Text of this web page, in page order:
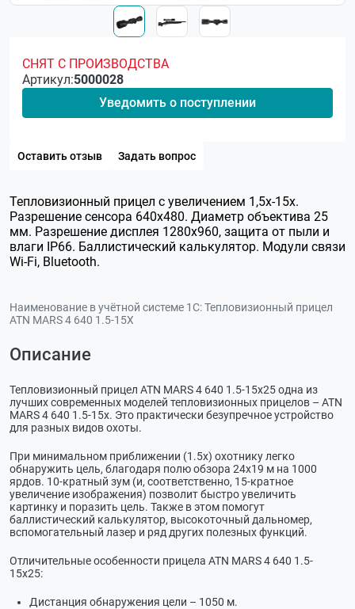
СНЯТ С ПРОИЗВОДСТВА
Артикул:5000028
Уведомить о поступлении
Оставить отзыв Задать вопрос
Тепловизионный прицел с увеличением 1,5х-15х.
Разрешение сенсора 640x480. Диаметр объектива 25
мм. Разрешение дисплея 1280х960, защита от пыли и
влаги IP66. Баллистический калькулятор. Модули связи
Wi-Fi, Bluetooth.
Наименование в учётной системе 1С:Тепловизионный прицел
ATN MARS 4 640 1.5-15X
Описание
Тепловизионный прицел ATN MARS 4 640 1.5-15x25 одна из
лучших современных моделей тепловизионных прицелов – ATN
MARS 4 640 1.5-15x. Это практически безупречное устройство
для разных видов охоты.
При минимальном приближении (1.5х) охотнику легко
обнаружить цель, благодаря полю обзора 24x19 м на 1000
ярдов. 10-кратный зум (и, соответственно, 15-кратное
увеличение изображения) позволит быстро увеличить
картинку и поразить цель. Также в этом помогут
баллистический калькулятор, высокоточный дальномер,
вспомогательный лазер и ряд других полезных функций.
Отличительные особенности прицела ATN MARS 4 640 1.5-
15x25:
Дистанция обнаружения цели – 1050 м.